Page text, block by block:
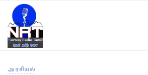
அரசியல்